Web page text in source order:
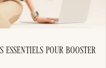
essentiels pour booster